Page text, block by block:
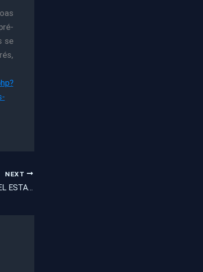
se
NEXT
PROJETO ESCOLA MÓVEL ESTARÁ EM PENTECOSTE